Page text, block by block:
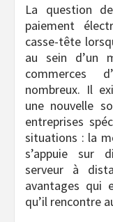
La question
paiement
casse-tête
au sein d’un
commerces
nombreux. Il
une nouvelle
entreprises
situations : la
s’appuie sur
serveur à
avantages qui
qu’il rencontre